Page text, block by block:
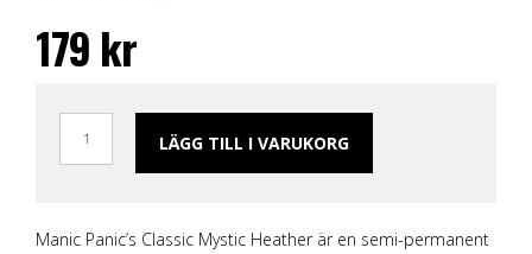
179 kr
LÄGG TILL I VARUKORG
Manic Panic’s Classic Mystic Heather är en semi-permanent